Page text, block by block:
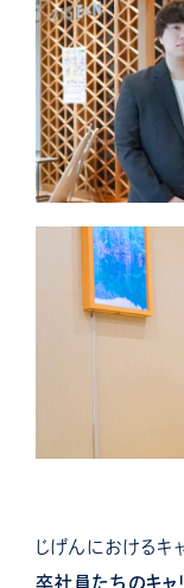
じげんにおけるキ
卒社員たちのキャ